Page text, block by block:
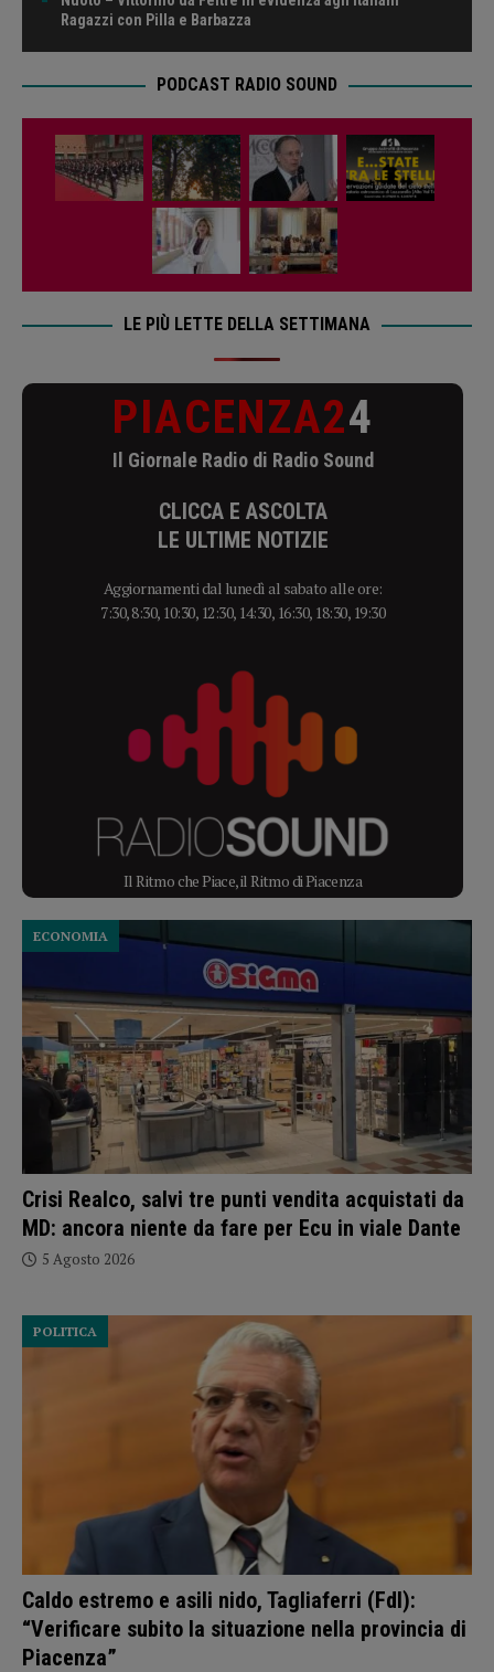
Ragazzi con Pilla e Barbazza
PODCAST RADIO SOUND
LE PIÙ LETTE DELLA SETTIMANA
PIACENZA24
Il Giornale Radio di Radio Sound
CLICCA E ASCOLTA
LE ULTIME NOTIZIE
Aggiornamenti dal lunedì al sabato alle ore:
7:30, 8:30, 10:30, 12:30, 14:30, 16:30, 18:30, 19:30
Il Ritmo che Piace, il Ritmo di Piacenza
Crisi Realco, salvi tre punti vendita acquistati da
MD: ancora niente da fare per Ecu in viale Dante
ECONOMIA
5 Agosto 2026
Caldo estremo e asili nido, Tagliaferri (FdI):
“Verificare subito la situazione nella provincia di
Piacenza”
POLITICA